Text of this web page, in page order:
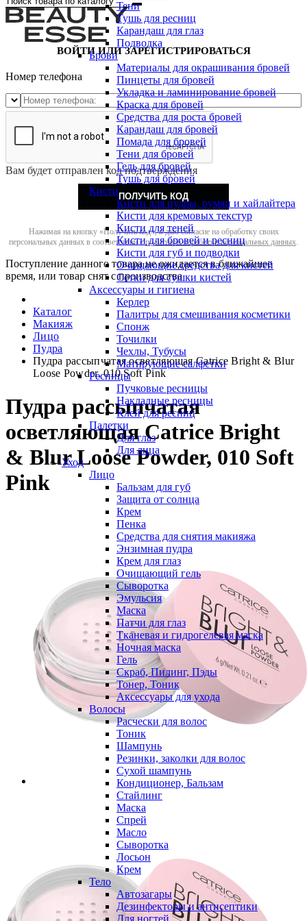
Тени
Тушь для ресниц
Карандаш для глаз
Подводка
Брови
Материалы для окрашивания бровей
Пинцеты для бровей
Укладка и ламинирование бровей
Краска для бровей
Средства для роста бровей
Карандаш для бровей
Помада для бровей
Тени для бровей
Гель для бровей
Тушь для бровей
Кисти
Кисти для пудры, румян и хайлайтера
Кисти для кремовых текстур
Кисти для теней
Кисти для бровей и ресниц
Кисти для губ и подводки
Очищающие средства для кистей
Сетки для сушки кистей
Аксессуары и гигиена
Керлер
Палитры для смешивания косметики
Спонж
Точилки
Чехлы, Тубусы
Матирующие салфетки
Ресницы
Пучковые ресницы
Накладные ресницы
Клей для ресниц
Палетки
Для глаз
Для лица
Уход
Лицо
Бальзам для губ
Защита от солнца
Крем
Пенка
Средства для снятия макияжа
Энзимная пудра
Крем для глаз
Очищающий гель
Сыворотка
Эмульсия
Маска
Патчи для глаз
Тканевая и гидрогелевая маска
Ночная маска
Гель
Скраб, Пилинг, Пэды
Тонер, Тоник
Аксессуары для ухода
Волосы
Расчески для волос
Тоник
Шампунь
Резинки, заколки для волос
Сухой шампунь
Кондиционер, Бальзам
Стайлинг
Маска
Спрей
Масло
Сыворотка
Лосьон
Крем
Тело
Автозагары
Дезинфекторы и антисептики
Для ногтей
ВОЙТИ ИЛИ ЗАРЕГИСТРИРОВАТЬСЯ
Номер телефона
Вам будет отправлен код подтверждения
ПОЛУЧИТЬ КОД
Нажимая на кнопку «Получить код», я даю согласие на обработку своих
персональных данных в соответствии сполитикой обработки персональных данных.
Поступление данного товара не ожидается в ближайшее
время, или товар снят с производства
Каталог
Макияж
Лицо
Пудра
Пудра рассыпчатая осветляющая Catrice Bright & Blur
Loose Powder, 010 Soft Pink
Пудра рассыпчатая
осветляющая Catrice Bright
& Blur Loose Powder, 010 Soft
Pink